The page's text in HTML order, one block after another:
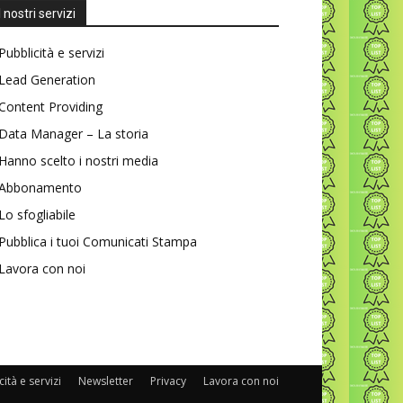
I nostri servizi
Pubblicità e servizi
Lead Generation
Providing
Data Manager – La storia
Hanno scelto i nostri media
Lo sfogliabile
Pubblica i tuoi Comunicati Stampa
Lavora con noi
e servizi Newsletter Privacy Lavora con noi